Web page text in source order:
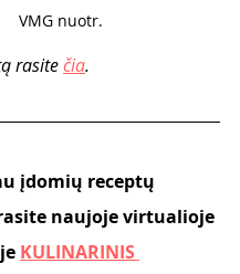
VMG nuotr.
rasite čia.
įdomių receptų
naujoje virtualioje
KULINARINIS